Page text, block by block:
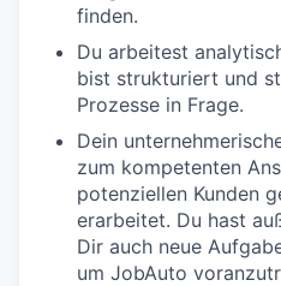
finden.
Du arbeitest
bist strukturiert und
Prozesse in Frage.
Dein
zum kompetenten
potenziellen Kunden
erarbeitet. Du hast
Dir auch neue
um JobAuto